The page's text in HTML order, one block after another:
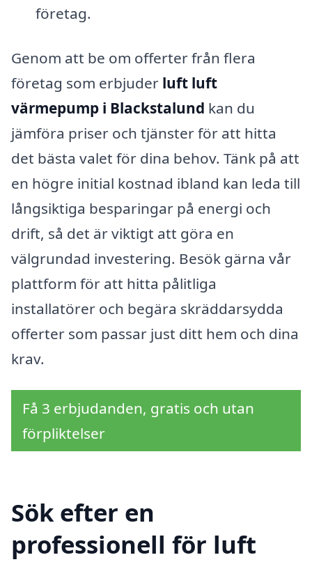
företag.
Genom att be om offerter från flera
företag som erbjuder luft luft
värmepump i Blackstalund kan du
jämföra priser och tjänster för att hitta
det bästa valet för dina behov. Tänk på att
en högre initial kostnad ibland kan leda till
långsiktiga besparingar på energi och
drift, så det är viktigt att göra en
välgrundad investering. Besök gärna vår
plattform för att hitta pålitliga
installatörer och begära skräddarsydda
offerter som passar just ditt hem och dina
krav.
Få 3 erbjudanden, gratis och utan
förpliktelser
Sök efter en
professionell för luft